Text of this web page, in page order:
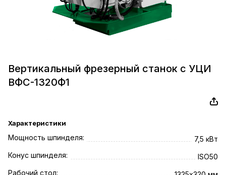
Вертикальный фрезерный станок с УЦИ
ВФС-1320Ф1
Характеристики
Мощность шпинделя:
7,5 кВт
Конус шпинделя:
ISO50
Рабочий стол: